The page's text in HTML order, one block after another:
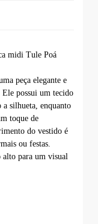
midi Tule Poá
peça elegante e
Ele possui um tecido
a silhueta, enquanto
toque de
do vestido é
ou festas.
alto para um visual